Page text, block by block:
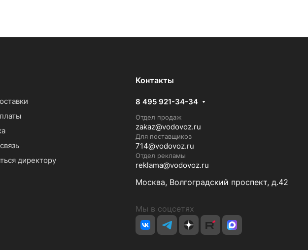
директору
Контакты
8 495 921-34-34
Отдел продаж
zakaz@vodovoz.ru
Для поставщиков
714@vodovoz.ru
Отдел рекламы
reklama@vodovoz.ru
Москва, Волгоградский проспект, д.42
Мы в соцсетях